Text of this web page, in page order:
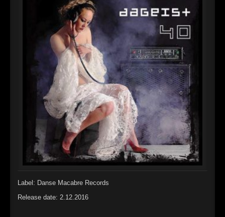
►
►
►
►
►
►
►
►
►
►
Label: Danse Macabre Records
Release date: 2.12.2016